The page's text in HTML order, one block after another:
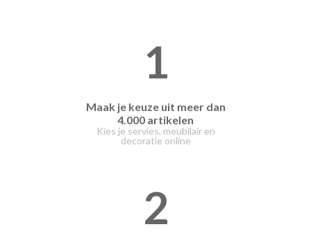
1
Maak je keuze uit meer dan
4.000 artikelen
Kies je servies, meubilair en
decoratie online
2